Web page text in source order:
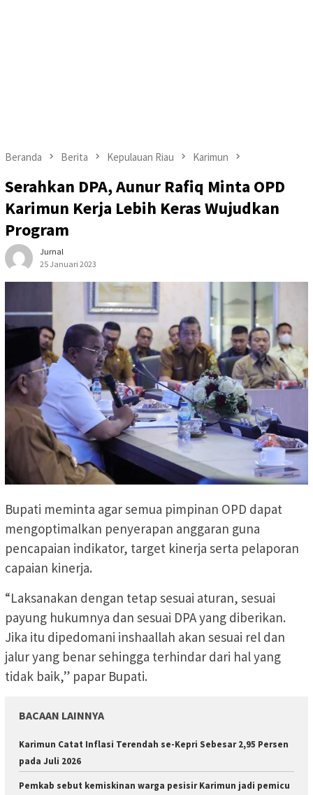
Beranda Berita Kepulauan Riau Karimun
Serahkan DPA, Aunur Rafiq Minta OPD
Karimun Kerja Lebih Keras Wujudkan
Program
Jurnal
25 Januari 2023
Bupati meminta agar semua pimpinan OPD dapat
mengoptimalkan penyerapan anggaran guna
pencapaian indikator, target kinerja serta pelaporan
capaian kinerja.
“Laksanakan dengan tetap sesuai aturan, sesuai
payung hukumnya dan sesuai DPA yang diberikan.
Jika itu dipedomani inshaallah akan sesuai rel dan
jalur yang benar sehingga terhindar dari hal yang
tidak baik,” papar Bupati.
BACAAN LAINNYA
Karimun Catat Inflasi Terendah se-Kepri Sebesar 2,95 Persen
pada Juli 2026
Pemkab sebut kemiskinan warga pesisir Karimun jadi pemicu